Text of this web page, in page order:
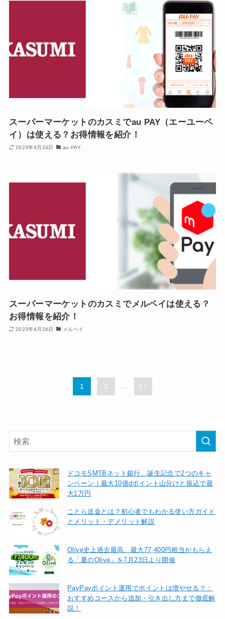
スーパーマーケットのカスミでau PAY（エーユーペ
イ）は使える？お得情報を紹介！
2023年4月24日 au PAY
スーパーマーケットのカスミでメルペイは使える？
お得情報を紹介！
2023年4月24日 メルペイ
1 2 17
ドコモSMTBネット銀行、誕生記念で2つのキャ
ンペーン｜最大10億dポイント山分けと振込で最
大1万円
ことら送金とは？初心者でもわかる使い方ガイド
とメリット・デメリット解説
Olive史上過去最高、最大77,400円相当がもらえ
る「夏のOlive」を7月23日より開催
PayPayポイント運用でポイントは増やせる？：
おすすめコースから追加・引き出し方まで徹底解
説！